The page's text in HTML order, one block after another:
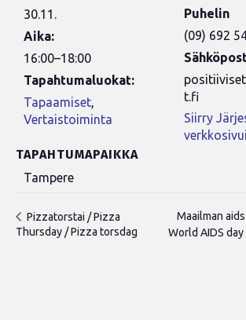
30.11.
Aika:
16:00–18:00
Tapahtumaluokat:
Tapaamiset,
Vertaistoiminta
TAPAHTUMAPAIKKA
Tampere
Puhelin
(09) 692
t.fi
Siirry
Pizzatorstai / Pizza
Thursday / Pizza torsdag
Maailman
World AIDS day